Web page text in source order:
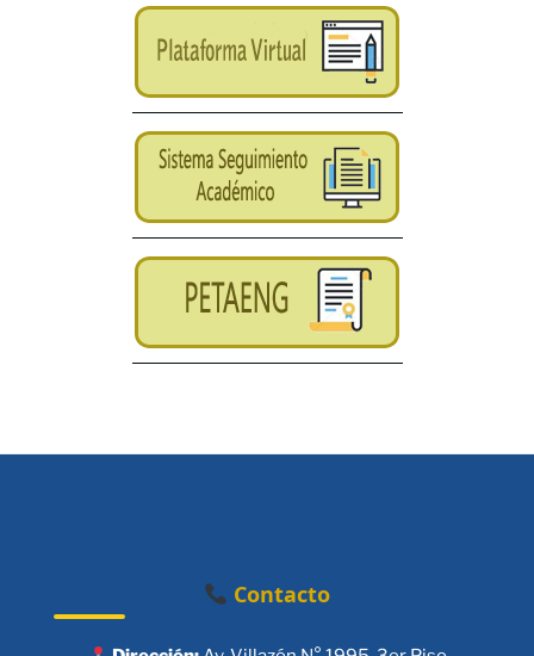
Contacto